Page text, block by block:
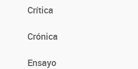
Crítica
Crónica
Ensayo